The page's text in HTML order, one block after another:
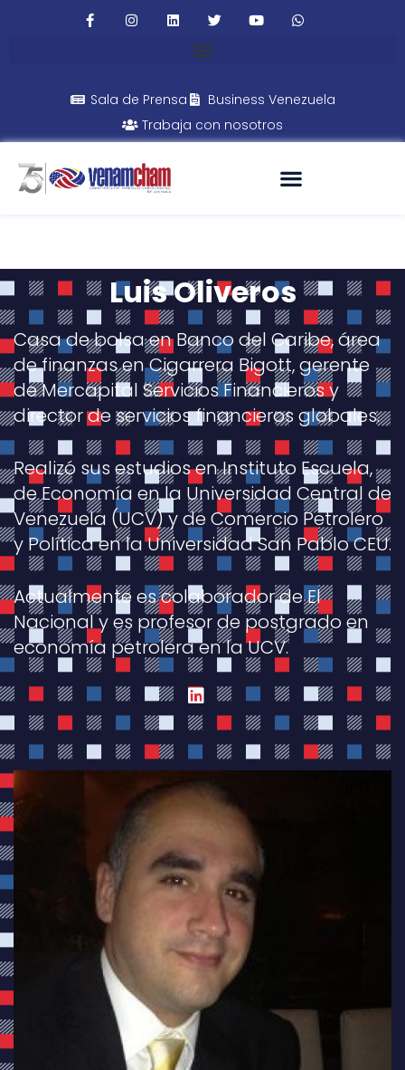
Sala de Prensa
Business Venezuela
Trabaja con nosotros
Luis Oliveros
Casa de bolsa en Banco del Caribe, área
de finanzas en Cigarrera Bigott, gerente
de Mercapital Servicios Financieros y
director de servicios financieros globales.
Realizó sus estudios en Instituto Escuela,
de Economía en la Universidad Central de
Venezuela (UCV) y de Comercio Petrolero
y Política en la Universidad San Pablo CEU.
Actualmente es colaborador de El
Nacional y es profesor de postgrado en
economía petrolera en la UCV.